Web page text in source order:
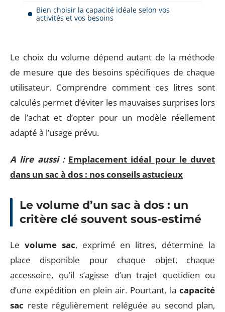
Bien choisir la capacité idéale selon vos
activités et vos besoins
Le choix du volume dépend autant de la méthode
de mesure que des besoins spécifiques de chaque
utilisateur. Comprendre comment ces litres sont
calculés permet d’éviter les mauvaises surprises lors
de l’achat et d’opter pour un modèle réellement
adapté à l’usage prévu.
A lire aussi : Emplacement idéal pour le duvet
dans un sac à dos : nos conseils astucieux
Le volume d’un sac à dos : un
critère clé souvent sous-estimé
Le volume sac, exprimé en litres, détermine la
place disponible pour chaque objet, chaque
accessoire, qu’il s’agisse d’un trajet quotidien ou
d’une expédition en plein air. Pourtant, la capacité
sac reste régulièrement reléguée au second plan,